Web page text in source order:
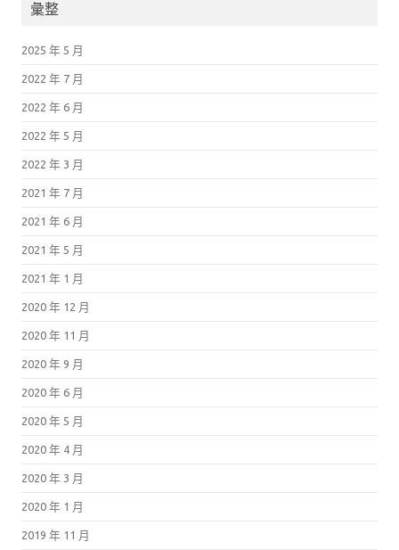
彙整
2025 年 5 月
2022 年 7 月
2022 年 6 月
2022 年 5 月
2022 年 3 月
2021 年 7 月
2021 年 6 月
2021 年 5 月
2021 年 1 月
2020 年 12 月
2020 年 11 月
2020 年 9 月
2020 年 6 月
2020 年 5 月
2020 年 4 月
2020 年 3 月
2020 年 1 月
2019 年 11 月